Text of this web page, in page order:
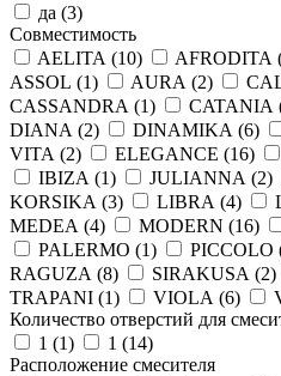
да (3)
Совместимость
AELITA (10) AFRODITA
ASSOL (1) AURA (2)
CASSANDRA (1) CATANIA
DIANA (2) DINAMIKA (6)
VITA (2) ELEGANCE (16)
IBIZA (1) JULIANNA (2)
KORSIKA (3) LIBRA (4)
MEDEA (4) MODERN (16)
PALERMO (1) PICCOLO
RAGUZA (8) SIRAKUSA (2)
TRAPANI (1) VIOLA (6)
Количество отверстий для
1 (1) 1 (14)
Расположение смесителя